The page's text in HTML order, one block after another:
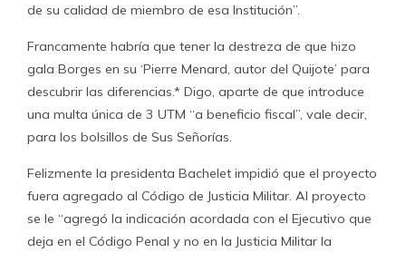
de su calidad de miembro de esa Institución”.
Francamente habría que tener la destreza de que hizo
gala Borges en su ‘Pierre Menard, autor del Quijote’ para
descubrir las diferencias.* Digo, aparte de que introduce
una multa única de 3 UTM “a beneficio fiscal”, vale decir,
para los bolsillos de Sus Señorías.
Felizmente la presidenta Bachelet impidió que el proyecto
fuera agregado al Código de Justicia Militar. Al proyecto
se le “agregó la indicación acordada con el Ejecutivo que
deja en el Código Penal y no en la Justicia Militar la